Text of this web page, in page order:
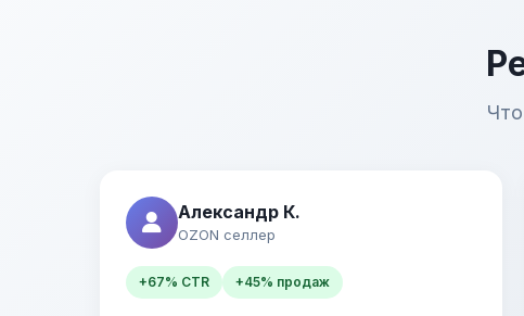
Александр К.
OZON селлер
+67% CTR +45% продаж